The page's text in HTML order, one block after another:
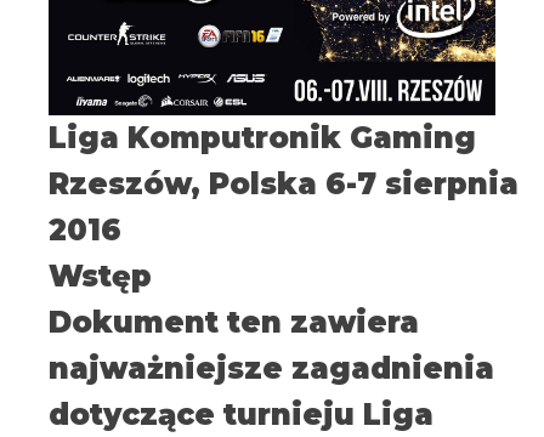
Liga Komputronik Gaming
Rzeszów, Polska 6-7 sierpnia
2016
Wstęp
Dokument ten zawiera
najważniejsze zagadnienia
dotyczące turnieju Liga